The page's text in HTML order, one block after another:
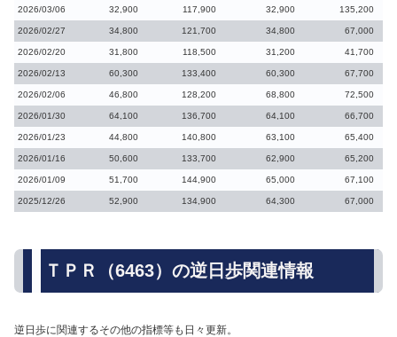
2026/03/06 32,900 117,900 32,900 135,200
2026/02/27 34,800 121,700 34,800 67,000
2026/02/20 31,800 118,500 31,200 41,700
2026/02/13 60,300 133,400 60,300 67,700
2026/02/06 46,800 128,200 68,800 72,500
2026/01/30 64,100 136,700 64,100 66,700
2026/01/23 44,800 140,800 63,100 65,400
2026/01/16 50,600 133,700 62,900 65,200
2026/01/09 51,700 144,900 65,000 67,100
2025/12/26 52,900 134,900 64,300 67,000
ＴＰＲ（6463）の逆日歩関連情報
逆日歩に関連するその他の指標等も日々更新。